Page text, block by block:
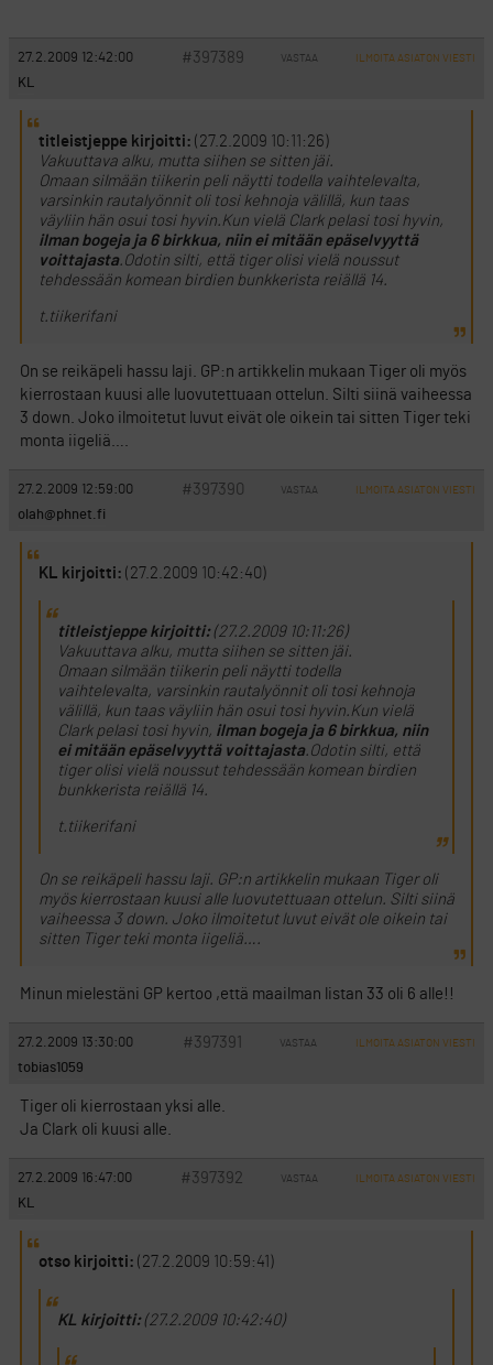
27.2.2009 12:42:00 #397389 VASTAA ILMOITA ASIATON VIESTI
KL
titleistjeppe kirjoitti: (27.2.2009 10:11:26)
Vakuuttava alku, mutta siihen se sitten jäi.
Omaan silmään tiikerin peli näytti todella vaihtelevalta,
varsinkin rautalyönnit oli tosi kehnoja välillä, kun taas
väyliin hän osui tosi hyvin.Kun vielä Clark pelasi tosi hyvin,
ilman bogeja ja 6 birkkua, niin ei mitään epäselvyyttä
voittajasta.Odotin silti, että tiger olisi vielä noussut
tehdessään komean birdien bunkkerista reiällä 14.
t.tiikerifani
On se reikäpeli hassu laji. GP:n artikkelin mukaan Tiger oli myös
kierrostaan kuusi alle luovutettuaan ottelun. Silti siinä vaiheessa
3 down. Joko ilmoitetut luvut eivät ole oikein tai sitten Tiger teki
monta iigeliä….
27.2.2009 12:59:00 #397390 VASTAA ILMOITA ASIATON VIESTI
olah@phnet.fi
KL kirjoitti: (27.2.2009 10:42:40)
titleistjeppe kirjoitti:(27.2.2009 10:11:26)
Vakuuttava alku, mutta siihen se sitten jäi.
Omaan silmään tiikerin peli näytti todella
vaihtelevalta, varsinkin rautalyönnit oli tosi kehnoja
välillä, kun taas väyliin hän osui tosi hyvin.Kun vielä
Clark pelasi tosi hyvin, ilman bogeja ja 6 birkkua, niin
ei mitään epäselvyyttä voittajasta.Odotin silti, että
tiger olisi vielä noussut tehdessään komean birdien
bunkkerista reiällä 14.
t.tiikerifani
On se reikäpeli hassu laji. GP:n artikkelin mukaan Tiger oli
myös kierrostaan kuusi alle luovutettuaan ottelun. Silti siinä
vaiheessa 3 down. Joko ilmoitetut luvut eivät ole oikein tai
sitten Tiger teki monta iigeliä….
Minun mielestäni GP kertoo ,että maailman listan 33 oli 6 alle!!
27.2.2009 13:30:00 #397391 VASTAA ILMOITA ASIATON VIESTI
tobias1059
Tiger oli kierrostaan yksi alle.
Ja Clark oli kuusi alle.
27.2.2009 16:47:00 #397392 VASTAA ILMOITA ASIATON VIESTI
KL
otso kirjoitti: (27.2.2009 10:59:41)
KL kirjoitti:(27.2.2009 10:42:40)